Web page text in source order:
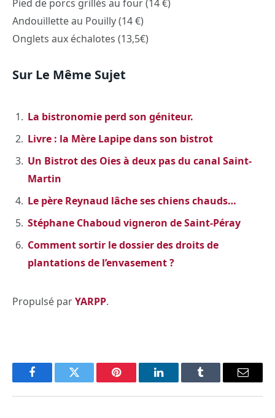
Pied de porcs grillés au four (14 €)
Andouillette au Pouilly (14 €)
Onglets aux échalotes (13,5€)
Sur Le Même Sujet
La bistronomie perd son géniteur.
Livre : la Mère Lapipe dans son bistrot
Un Bistrot des Oies à deux pas du canal Saint-
Martin
Le père Reynaud lâche ses chiens chauds…
Stéphane Chaboud vigneron de Saint-Péray
Comment sortir le dossier des droits de
plantations de l’envasement ?
Propulsé parYARPP.
FacebookTwitter Pinterest LinkedInTumblr Email